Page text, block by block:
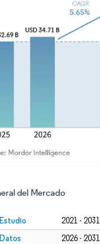
del Mercado
2021 - 2031
2026 - 2031